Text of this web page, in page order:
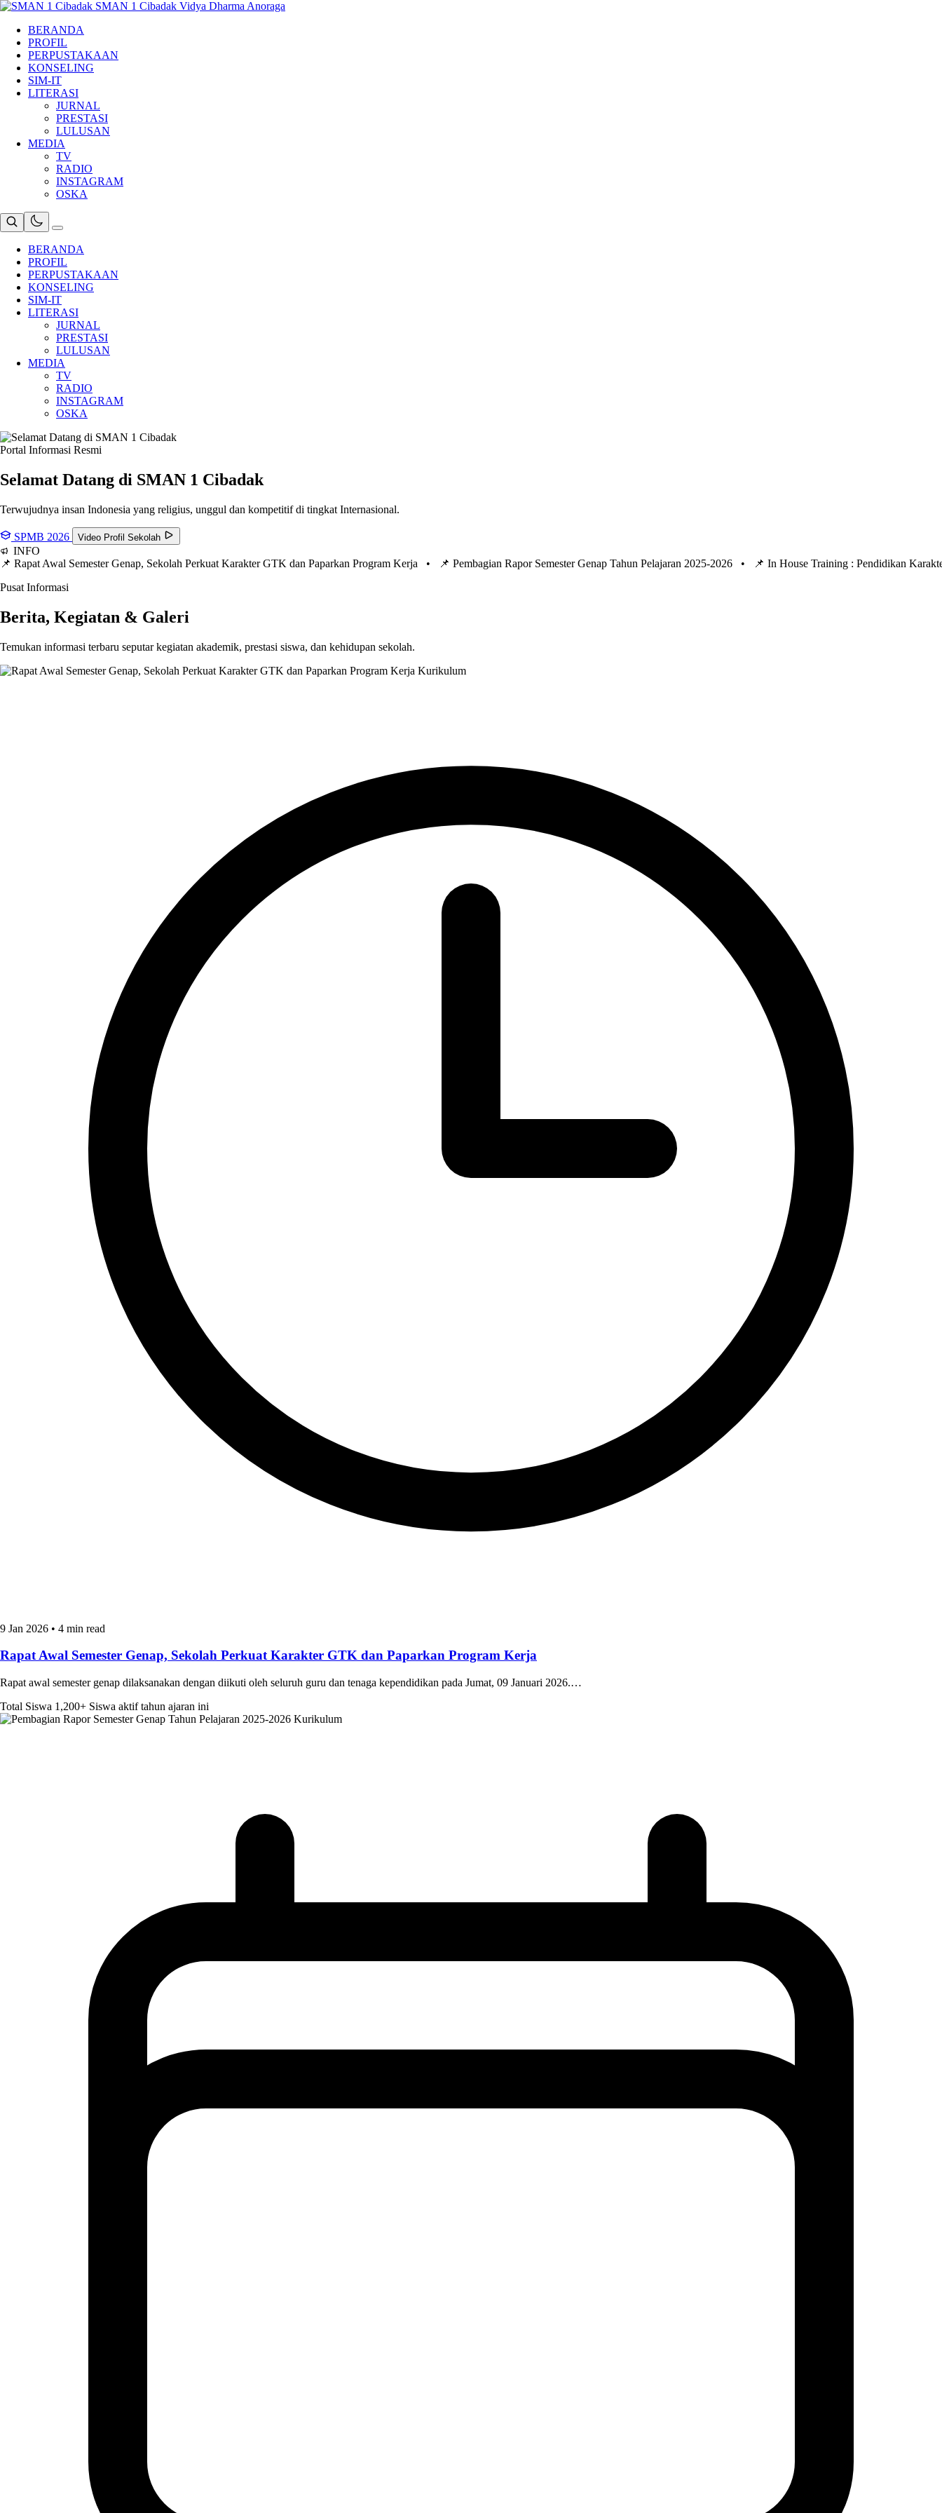
Skip
content
SMAN 1 Cibadak Vidya Dharma Anoraga
BERANDA
PROFIL
PERPUSTAKAAN
KONSELING
SIM-IT
LITERASI
JURNAL
PRESTASI
LULUSAN
MEDIA
TV
RADIO
INSTAGRAM
OSKA
BERANDA
PROFIL
PERPUSTAKAAN
KONSELING
SIM-IT
LITERASI
JURNAL
PRESTASI
LULUSAN
MEDIA
TV
RADIO
INSTAGRAM
OSKA
Portal Informasi Resmi
Selamat Datang di SMAN 1 Cibadak
Terwujudnya insan Indonesia yang religius, unggul dan kompetitif di tingkat Internasional.
SPMB 2026 Video Profil Sekolah
INFO
📌 Rapat Awal Semester Genap, Sekolah Perkuat Karakter GTK dan Paparkan Program Kerja •
📌 Pembagian Rapor Semester Genap Tahun Pelajaran 2025-2026 •
📌 In House Training : Pendidikan
Pusat Informasi
Berita, Kegiatan & Galeri
Temukan informasi terbaru seputar kegiatan akademik, prestasi siswa, dan kehidupan sekolah.
Kurikulum
9 Jan 2026 • 4 min read
Rapat Awal Semester Genap, Sekolah Perkuat Karakter GTK dan Paparkan Program Kerja
Rapat awal semester genap dilaksanakan dengan diikuti oleh seluruh guru dan tenaga kependidikan pada Jumat, 09 Januari 2026.…
Total Siswa 1,200+ Siswa aktif tahun ajaran ini
Kurikulum